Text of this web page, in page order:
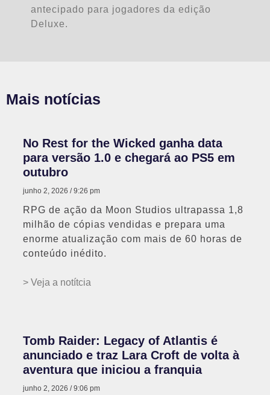
antecipado para jogadores da edição
Deluxe.
Mais notícias
No Rest for the Wicked ganha data
para versão 1.0 e chegará ao PS5 em
outubro
junho 2, 2026 9:26 pm
RPG de ação da Moon Studios ultrapassa 1,8
milhão de cópias vendidas e prepara uma
enorme atualização com mais de 60 horas de
conteúdo inédito.
> Veja a notítcia
Tomb Raider: Legacy of Atlantis é
anunciado e traz Lara Croft de volta à
aventura que iniciou a franquia
junho 2, 2026 9:06 pm